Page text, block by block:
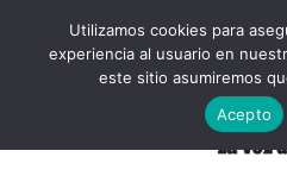
Utilizamos cookies para
experiencia al usuario en
este sitio asumiremos
Acepto